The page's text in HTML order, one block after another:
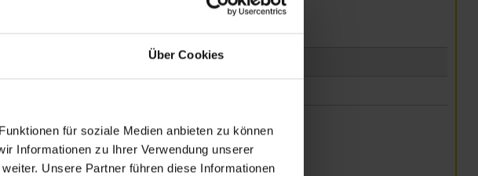
Über Cookies
für soziale Medien anbieten zu können
Informationen zu Ihrer Verwendung unserer
Unsere Partner führen diese Informationen